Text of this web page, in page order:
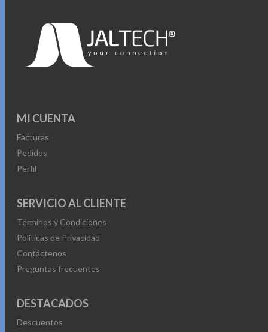
MI CUENTA
Facturas
Pedidos
Perfil
SERVICIO AL CLIENTE
Términos y Condiciones
Políticas de Privacidad
Contáctenos
Preguntas frecuentes
DESTACADOS
Descuentos